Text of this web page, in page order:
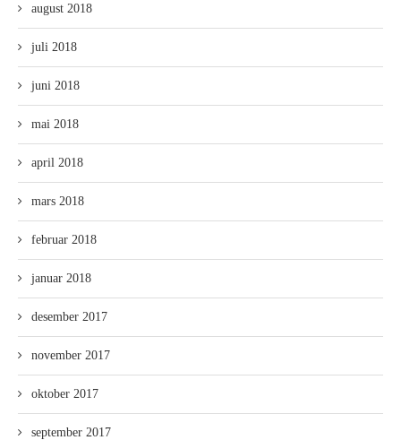
august 2018
juli 2018
juni 2018
mai 2018
april 2018
mars 2018
februar 2018
januar 2018
desember 2017
november 2017
oktober 2017
september 2017